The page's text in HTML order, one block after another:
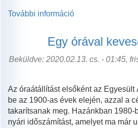
További információ
KORLÁTOZÁS
ELLENÉRE
NEM
A
HÚSVÉTI
LOCSOLÁS!
tartalommal
Egy órával
Beküldve: 2020.02.13. cs. - 01:45,
Az óraátállítást elsőként az Egyesült
be az 1900-as évek elején, azzal a
takarítsanak meg. Hazánkban 1980-
nyári időszámítást, amelyet ma már